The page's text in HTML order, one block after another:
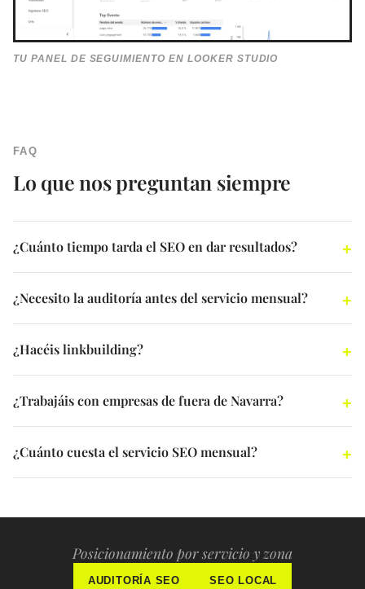
TU PANEL DE SEGUIMIENTO EN LOOKER STUDIO
FAQ
Lo que nos preguntan siempre
¿Cuánto tiempo tarda el SEO en dar resultados?
¿Necesito la auditoría antes del servicio mensual?
¿Hacéis linkbuilding?
¿Trabajáis con empresas de fuera de Navarra?
¿Cuánto cuesta el servicio SEO mensual?
Posicionamiento por servicio y zona
AUDITORÍA SEO SEO LOCAL